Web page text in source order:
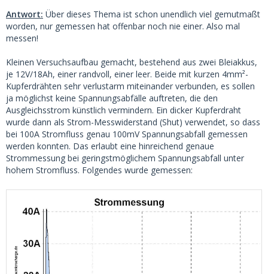
Antwort: Über dieses Thema ist schon unendlich viel gemutmaßt
worden, nur gemessen hat offenbar noch nie einer. Also mal
messen!
Kleinen Versuchsaufbau gemacht, bestehend aus zwei Bleiakkus,
je 12V/18Ah, einer randvoll, einer leer. Beide mit kurzen 4mm²-
Kupferdrähten sehr verlustarm miteinander verbunden, es sollen
ja möglichst keine Spannungsabfälle auftreten, die den
Ausgleichsstrom künstlich vermindern. Ein dicker Kupferdraht
wurde dann als Strom-Messwiderstand (Shut) verwendet, so dass
bei 100A Stromfluss genau 100mV Spannungsabfall gemessen
werden konnten. Das erlaubt eine hinreichend genaue
Strommessung bei geringstmöglichem Spannungsabfall unter
hohem Stromfluss. Folgendes wurde gemessen: